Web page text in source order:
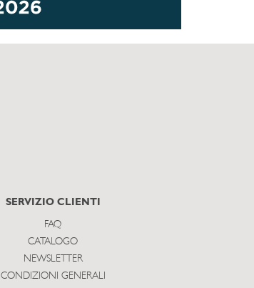
SERVIZIO CLIENTI
FAQ
CATALOGO
NEWSLETTER
CONDIZIONI GENERALI